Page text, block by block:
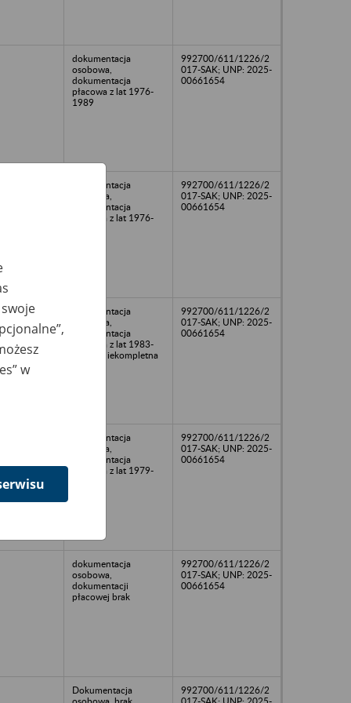
dokumentacja
osobowa,
dokumentacja
płacowa z lat 1976-
1989
992700/611/1226/2
017-SAK; UNP: 2025-
00661654
dokumentacja
osobowa,
dokumentacja
płacowa z lat 1976-
992700/611/1226/2
017-SAK; UNP: 2025-
00661654
dokumentacja
osobowa,
dokumentacja
płacowa z lat 1983-
1988 - niekompletna
992700/611/1226/2
017-SAK; UNP: 2025-
00661654
dokumentacja
osobowa,
dokumentacja
płacowa z lat 1979-
992700/611/1226/2
017-SAK; UNP: 2025-
00661654
dokumentacja
osobowa,
dokumentacji
płacowej brak
992700/611/1226/2
017-SAK; UNP: 2025-
00661654
Dokumentacja
992700/611/1226/2
w